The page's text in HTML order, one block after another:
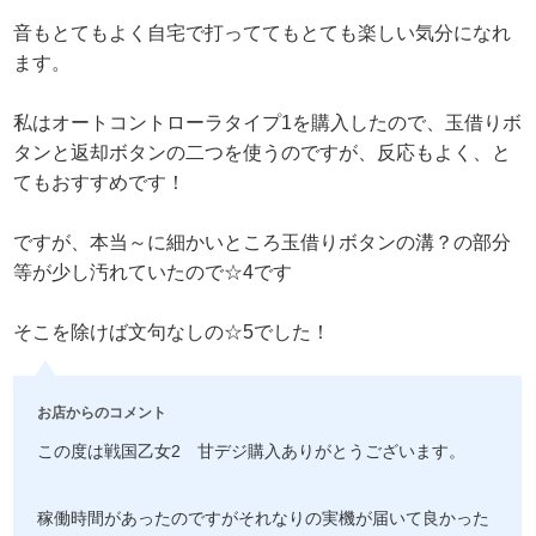
音もとてもよく自宅で打っててもとても楽しい気分になれ
ます。
私はオートコントローラタイプ1を購入したので、玉借りボ
タンと返却ボタンの二つを使うのですが、反応もよく、と
てもおすすめです！
ですが、本当～に細かいところ玉借りボタンの溝？の部分
等が少し汚れていたので☆4です
そこを除けば文句なしの☆5でした！
お店からのコメント
この度は戦国乙女2 甘デジ購入ありがとうございます。
稼働時間があったのですがそれなりの実機が届いて良かった